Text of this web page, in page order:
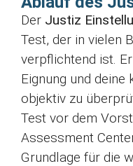
Der Justiz
Test, der in vielen
verpflichtend ist.
Eignung und deine
objektiv zu
Test vor dem
Assessment
Grundlage für die